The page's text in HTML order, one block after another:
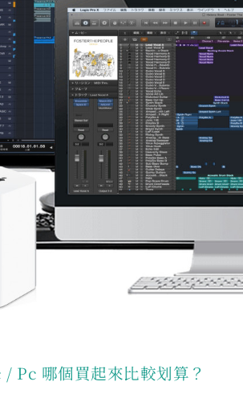
Pc 哪個買起來比較划算？